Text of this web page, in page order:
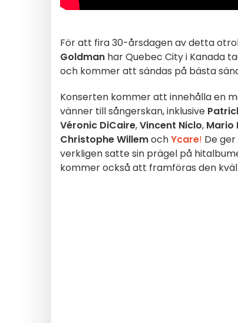
För att fira 30-årsdagen av detta
Goldman har Quebec City i Kanada
och kommer att sändas på bästa
Konserten kommer att innehålla en
vänner till sångerskan, inklusive
Véronic DiCaire,Vincent Niclo, Mario
Christophe WillemochYcare! De
verkligen satte sin prägel på
kommer också att framföras den